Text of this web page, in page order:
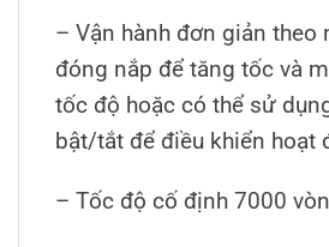
– Vận hành đơn giản theo
đóng nắp để tăng tốc và
tốc độ hoặc có thể sử
bật/tắt để điều khiển hoạt
– Tốc độ cố định 7000